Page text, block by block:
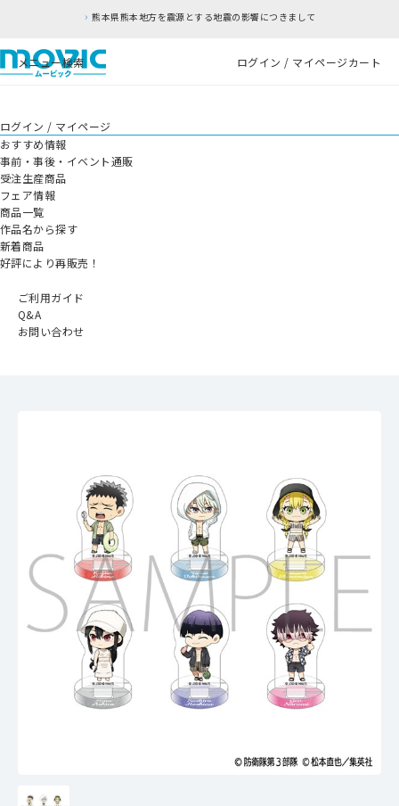
熊本県熊本地方を震源とする地震の影響につきまして
メニュー検索 ログイン / マイページカート
ログイン / マイページ
おすすめ情報
事前・事後・イベント通販
受注生産商品
フェア情報
商品一覧
作品名から探す
新着商品
好評により再販売！
ご利用ガイド
Q&A
お問い合わせ